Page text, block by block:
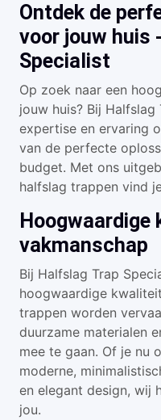
Ontdek de
voor jouw huis
Specialist
Op zoek naar een
jouw huis? Bij
expertise en ervaring
van de perfecte
budget. Met ons
halfslag trappen vind
Hoogwaardige
vakmanschap
Bij Halfslag Trap
hoogwaardige
trappen worden
duurzame materialen
mee te gaan. Of je nu
moderne,
en elegant design, wij
jou.